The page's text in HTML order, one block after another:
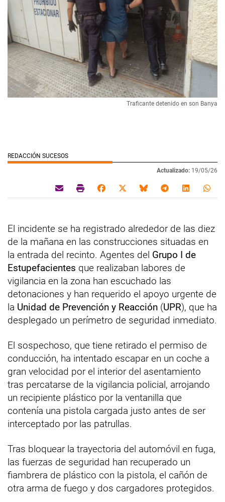
Traficante detenido en son Banya
REDACCIÓN SUCESOS
Actualizado: 19/05/26
El incidente se ha registrado alrededor de las diez
de la mañana en las construcciones situadas en
la entrada del recinto. Agentes del Grupo I de
Estupefacientes que realizaban labores de
vigilancia en la zona han escuchado las
detonaciones y han requerido el apoyo urgente de
la Unidad de Prevención y Reacción (UPR), que ha
desplegado un perímetro de seguridad inmediato.
El sospechoso, que tiene retirado el permiso de
conducción, ha intentado escapar en un coche a
gran velocidad por el interior del asentamiento
tras percatarse de la vigilancia policial, arrojando
un recipiente plástico por la ventanilla que
contenía una pistola cargada justo antes de ser
interceptado por las patrullas.
Tras bloquear la trayectoria del automóvil en fuga,
las fuerzas de seguridad han recuperado un
fiambrera de plástico con la pistola, el cañón de
otra arma de fuego y dos cargadores protegidos.